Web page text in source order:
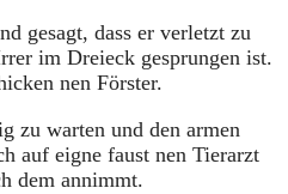
gesagt, dass er verletzt zu
im Dreieck gesprungen ist.
nen Förster.
zu warten und den armen
auf eigne faust nen Tierarzt
dem annimmt.